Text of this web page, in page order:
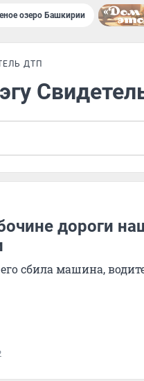
озеро Башкирии
ДТП
дороги
сбила машина,